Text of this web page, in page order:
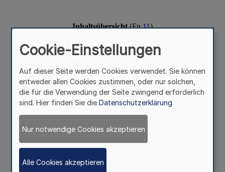
Cookie-Einstellungen
Auf dieser Seite werden Cookies verwendet. Sie können
entweder allen Cookies zustimmen, oder nur solchen,
die für die Verwendung der Seite zwingend erforderlich
sind. Hier finden Sie die Datenschutzerklärung
Nur notwendige Cookies akzeptieren
Alle Cookies akzeptieren